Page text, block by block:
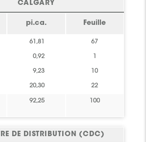
CALGARY
pi.ca. Feuille
61,81 67
0,92
9,23 10
20,30 22
92,25 100
DE DISTRIBUTION (CDC)